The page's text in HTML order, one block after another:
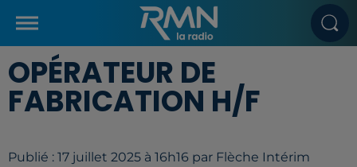
OPÉRATEUR DE
FABRICATION H/F
Publié : 17 juillet 2025 à 16h16 par Flèche Intérim